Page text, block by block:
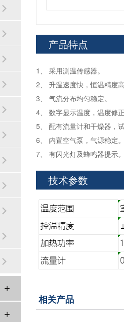
产品特点
1、 采用测温传感器。
2、 升温速度快，恒温精度
3、 气流分布均匀稳定。
4、 数字显示温度，温度修
5、 配有流量计和干燥器，
6、 内置空气泵，气源稳定
7、 有闪光灯及蜂鸣器提示
技术参数
相关产品